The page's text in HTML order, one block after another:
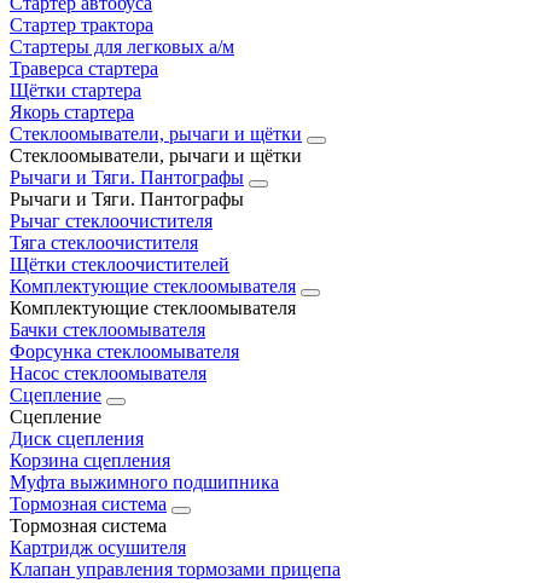
Стартер трактора
Стартеры для легковых а/м
Траверса стартера
Щётки стартера
Якорь стартера
Стеклоомыватели, рычаги и щётки
Стеклоомыватели, рычаги и щётки
Рычаги и Тяги. Пантографы
Рычаги и Тяги. Пантографы
Рычаг стеклоочистителя
Тяга стеклоочистителя
Щётки стеклоочистителей
Комплектующие стеклоомывателя
Комплектующие стеклоомывателя
Бачки стеклоомывателя
Форсунка стеклоомывателя
Насос стеклоомывателя
Сцепление
Сцепление
Диск сцепления
Корзина сцепления
Муфта выжимного подшипника
Тормозная система
Тормозная система
Картридж осушителя
Клапан управления тормозами прицепа